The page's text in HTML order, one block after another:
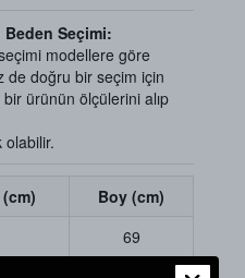
Seçimi:
modellere göre
de doğru bir seçim için
ürünün ölçülerini alıp
olabilir.
Boy (cm)
69